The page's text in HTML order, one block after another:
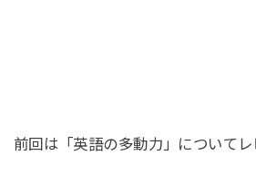
前回は「英語の多動力」についてレ